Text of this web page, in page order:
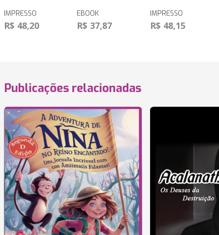
IMPRESSO
R$ 48,20
EBOOK
R$ 37,87
IMPRESSO
R$ 48,15
Publicações relacionadas